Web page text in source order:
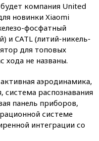
компания United
новинки Xiaomi
фосфатный
и CATL (литий-никель-
для топовых
хода не названы.
аэродинамика,
система распознавания
панель приборов,
системе
интеграции со